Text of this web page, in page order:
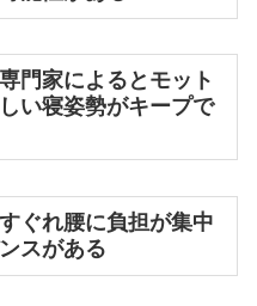
門家によるとモット
い寝姿勢がキープで
ぐれ腰に負担が集中
スがある